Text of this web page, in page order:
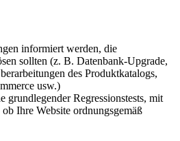
informiert werden, die
sollten (z. B. Datenbank-Upgrade,
des Produktkatalogs,
usw.)
grundlegender Regressionstests, mit
Ihre Website ordnungsgemäß